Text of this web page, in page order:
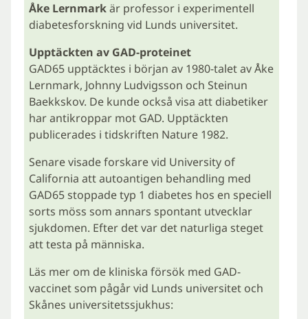
Åke Lernmarkär professor i experimentell
diabetesforskning vid Lunds universitet.
Upptäckten av GAD-proteinet
GAD65 upptäcktes i början av 1980-talet av Åke
Lernmark, Johnny Ludvigsson och Steinun
Baekkskov. De kunde också visa att diabetiker
har antikroppar mot GAD. Upptäckten
publicerades i tidskriften Nature 1982.
Senare visade forskare vid University of
California att autoantigen behandling med
GAD65 stoppade typ 1 diabetes hos en speciell
sorts möss som annars spontant utvecklar
sjukdomen. Efter det var det naturliga steget
att testa på människa.
Läs mer om de kliniska försök med GAD-
vaccinet som pågår vid Lunds universitet och
Skånes universitetssjukhus: